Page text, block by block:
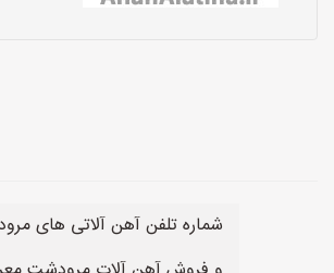
شماره تلفن آهن آلاتی های